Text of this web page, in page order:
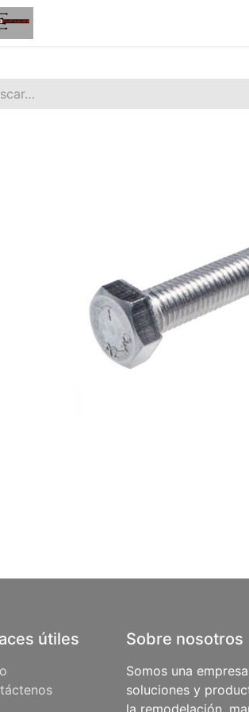
útiles Sobre nosotros
Somos una
soluciones y
la remodelación,